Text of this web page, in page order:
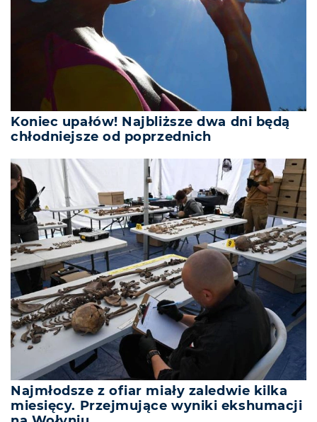
Koniec upałów! Najbliższe dwa dni będą
chłodniejsze od poprzednich
Najmłodsze z ofiar miały zaledwie kilka
miesięcy. Przejmujące wyniki ekshumacji